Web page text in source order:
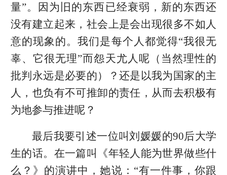
量”。因为旧的东西已经衰弱，新的东西还
没有建立起来，社会上是会出现很多不如人
意的现象的。我们是每个人都觉得“我很无
辜、它很无理”而怨天尤人呢（当然理性的
批判永远是必要的）？还是以我为国家的主
人，也负有不可推卸的责任，从而去积极有
为地参与推进呢？
最后我要引述一位叫刘媛媛的90后大学
生的话。在一篇叫《年轻人能为世界做些什
么？》的演讲中，她说：“有一件事，你跟